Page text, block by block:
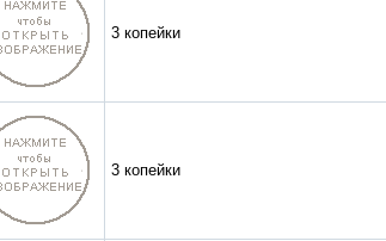
3 копейки
3 копейки